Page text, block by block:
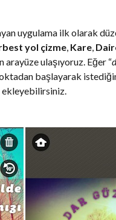
uygulama ilk olarak
yol çizme, Kare,
ulaşıyoruz. Eğer “
başlayarak
ekleyebilirsiniz.